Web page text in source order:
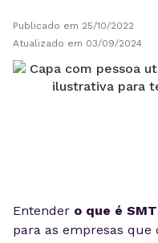
Publicado em 25/10/2022
Atualizado em 03/09/2024
Entender o que é
para as empresas